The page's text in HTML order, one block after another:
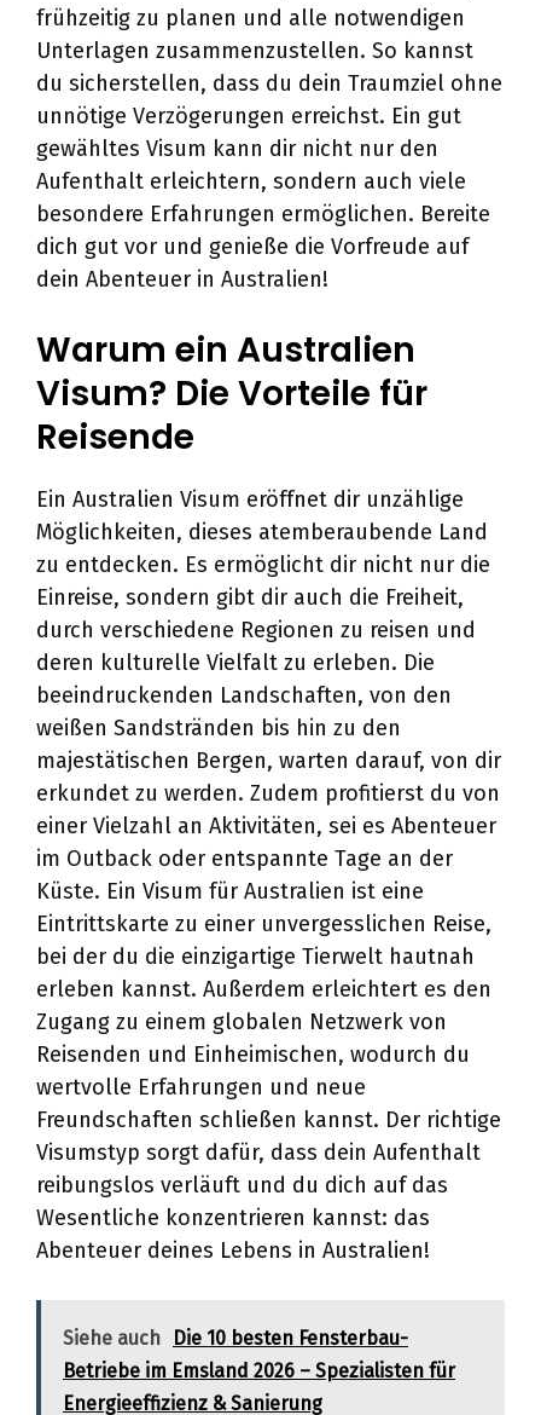
frühzeitig zu planen und alle notwendigen
Unterlagen zusammenzustellen. So kannst
du sicherstellen, dass du dein Traumziel ohne
unnötige Verzögerungen erreichst. Ein gut
gewähltes Visum kann dir nicht nur den
Aufenthalt erleichtern, sondern auch viele
besondere Erfahrungen ermöglichen. Bereite
dich gut vor und genieße die Vorfreude auf
dein Abenteuer in Australien!
Warum ein Australien
Visum? Die Vorteile für
Reisende
Ein Australien Visum eröffnet dir unzählige
Möglichkeiten, dieses atemberaubende Land
zu entdecken. Es ermöglicht dir nicht nur die
Einreise, sondern gibt dir auch die Freiheit,
durch verschiedene Regionen zu reisen und
deren kulturelle Vielfalt zu erleben. Die
beeindruckenden Landschaften, von den
weißen Sandstränden bis hin zu den
majestätischen Bergen, warten darauf, von dir
erkundet zu werden. Zudem profitierst du von
einer Vielzahl an Aktivitäten, sei es Abenteuer
im Outback oder entspannte Tage an der
Küste. Ein Visum für Australien ist eine
Eintrittskarte zu einer unvergesslichen Reise,
bei der du die einzigartige Tierwelt hautnah
erleben kannst. Außerdem erleichtert es den
Zugang zu einem globalen Netzwerk von
Reisenden und Einheimischen, wodurch du
wertvolle Erfahrungen und neue
Freundschaften schließen kannst. Der richtige
Visumstyp sorgt dafür, dass dein Aufenthalt
reibungslos verläuft und du dich auf das
Wesentliche konzentrieren kannst: das
Abenteuer deines Lebens in Australien!
Siehe auch
Die 10 besten Fensterbau-
Betriebe im Emsland 2026 – Spezialisten für
Energieeffizienz & Sanierung